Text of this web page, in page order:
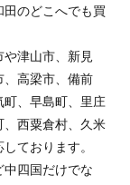
のどこへでも買
や津山市、新見
、高梁市、備前
町、早島町、里庄
、西粟倉村、久米
ております。
四国だけでな